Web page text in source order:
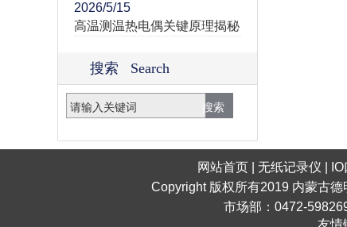
2026/5/15
高温测温热电偶关键原理揭秘
搜索 Search
网站首页 无纸记录仪
Copyright 版权所有2019 内蒙古
市场部：0472-
友情